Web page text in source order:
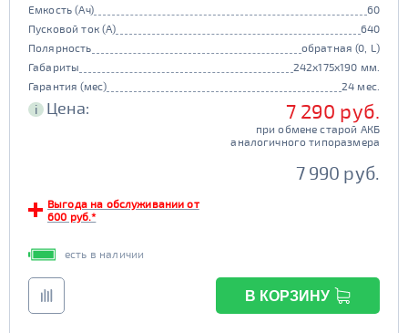
Емкость (Ач)
60
Пусковой ток (А)
640
Полярность
обратная (0, L)
Габариты
242x175x190 мм.
Гарантия (мес)
24 мес.
i Цена: 7 290 руб.
при обмене старой АКБ
аналогичного типоразмера
7 990 руб.
Выгода на обслуживании от
600 руб.*
есть в наличии
В КОРЗИНУ